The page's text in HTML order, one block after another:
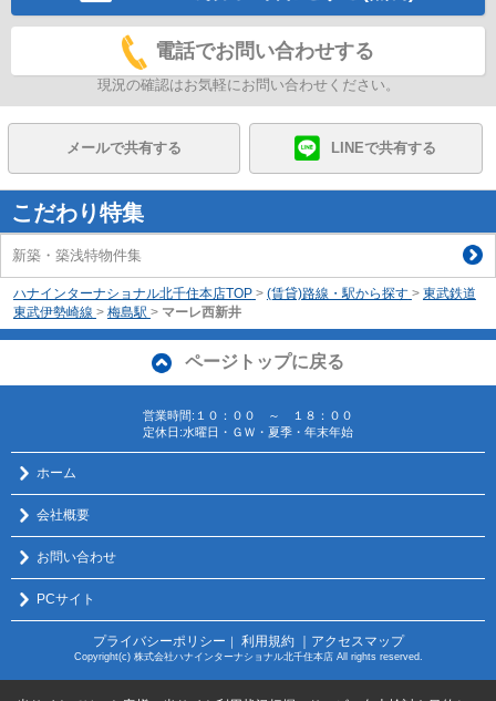
電話でお問い合わせする
現況の確認はお気軽にお問い合わせください。
メールで共有する LINEで共有する
こだわり特集
新築・築浅特物件集
ハナインターナショナル北千住本店TOP > (賃貸)路線・駅から探す > 東武鉄道
東武伊勢崎線 > 梅島駅 > マーレ西新井
ページトップに戻る
営業時間:１０：００ ～ １８：００
定休日:水曜日・ＧＷ・夏季・年末年始
ホーム
会社概要
お問い合わせ
PCサイト
プライバシーポリシー ｜ 利用規約 ｜アクセスマップ
Copyright(c) 株式会社ハナインターナショナル北千住本店 All rights reserved.